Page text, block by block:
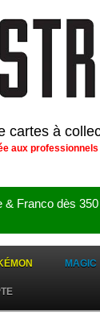
cartes à
aux
& Franco dès
MAGIC